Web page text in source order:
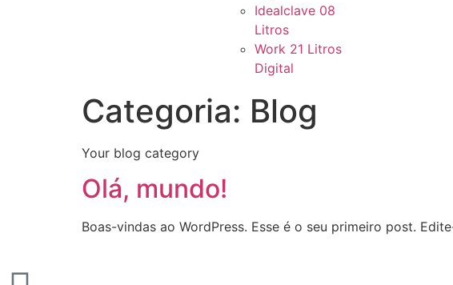
Idealclave 08
Litros
Work 21 Litros
Digital
Categoria: Blog
Your blog category
Olá, mundo!
Boas-vindas ao WordPress. Esse é o seu primeiro post.